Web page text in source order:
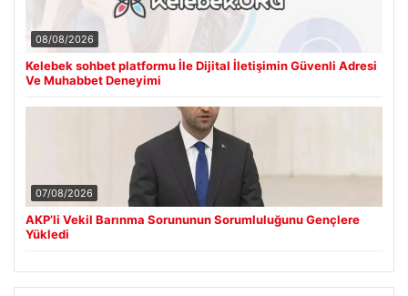
08/08/2026
Kelebek sohbet platformu İle Dijital İletişimin Güvenli Adresi
Ve Muhabbet Deneyimi
07/08/2026
AKP’li Vekil Barınma Sorununun Sorumluluğunu Gençlere
Yükledi